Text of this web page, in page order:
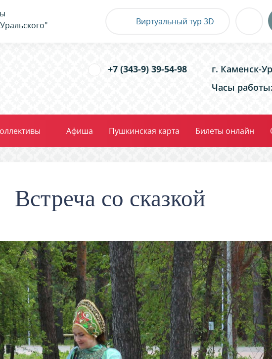
Виртуальный тур 3D
г. Каменск-
Часы
+7 (343-9) 39-54-98
Афиша Пушкинская карта Билеты онлайн
Встреча со сказкой